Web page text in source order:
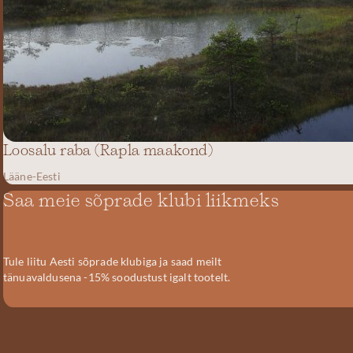
Loosalu raba (Rapla maakond)
Lääne-Eesti
Saa meie sõprade klubi liikmeks
Tule liitu Aesti sõprade klubiga ja saad meilt
tänuavaldusena -15% soodustust igalt tootelt.